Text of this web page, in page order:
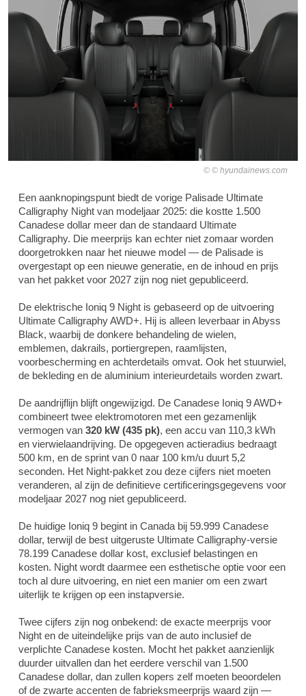
© hyundainews.com
Een aanknopingspunt biedt de vorige Palisade Ultimate
Calligraphy Night van modeljaar 2025: die kostte 1.500
Canadese dollar meer dan de standaard Ultimate
Calligraphy. Die meerprijs kan echter niet zomaar worden
doorgetrokken naar het nieuwe model — de Palisade is
overgestapt op een nieuwe generatie, en de inhoud en prijs
van het pakket voor 2027 zijn nog niet gepubliceerd.
De elektrische Ioniq 9 Night is gebaseerd op de uitvoering
Ultimate Calligraphy AWD+. Hij is alleen leverbaar in Abyss
Black, waarbij de donkere behandeling de wielen,
emblemen, dakrails, portiergrepen, raamlijsten,
voorbescherming en achterdetails omvat. Ook het stuurwiel,
de bekleding en de aluminium interieurdetails worden zwart.
De aandrijflijn blijft ongewijzigd. De Canadese Ioniq 9 AWD+
combineert twee elektromotoren met een gezamenlijk
vermogen van 320 kW (435 pk), een accu van 110,3 kWh
en vierwielaandrijving. De opgegeven actieradius bedraagt
500 km, en de sprint van 0 naar 100 km/u duurt 5,2
seconden. Het Night-pakket zou deze cijfers niet moeten
veranderen, al zijn de definitieve certificeringsgegevens voor
modeljaar 2027 nog niet gepubliceerd.
De huidige Ioniq 9 begint in Canada bij 59.999 Canadese
dollar, terwijl de best uitgeruste Ultimate Calligraphy-versie
78.199 Canadese dollar kost, exclusief belastingen en
kosten. Night wordt daarmee een esthetische optie voor een
toch al dure uitvoering, en niet een manier om een zwart
uiterlijk te krijgen op een instapversie.
Twee cijfers zijn nog onbekend: de exacte meerprijs voor
Night en de uiteindelijke prijs van de auto inclusief de
verplichte Canadese kosten. Mocht het pakket aanzienlijk
duurder uitvallen dan het eerdere verschil van 1.500
Canadese dollar, dan zullen kopers zelf moeten beoordelen
of de zwarte accenten de fabrieksmeerprijs waard zijn —